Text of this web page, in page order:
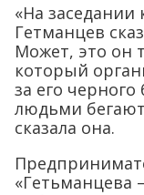
«На заседании
Гетманцев
Может, это он
который
за его
людьми
сказала она.
«Гетьманцева